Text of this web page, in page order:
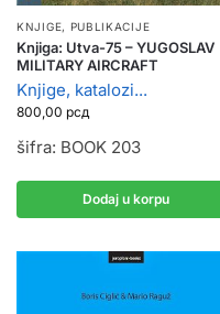
KNJIGE, PUBLIKACIJE
Knjiga: Utva-75 – YUGOSLAV
MILITARY AIRCRAFT
Knjige, katalozi...
800,00 рсд
šifra: BOOK 203
Dodaj u korpu